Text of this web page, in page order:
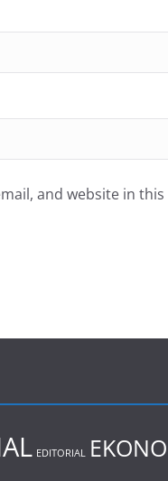
and website in
EDITORIAL